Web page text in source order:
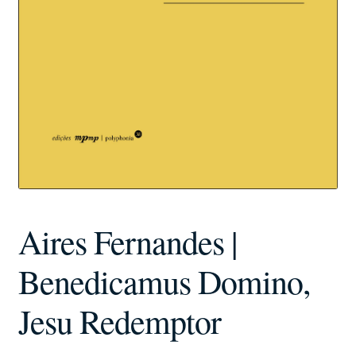
Aires Fernandes |
Benedicamus Domino,
Jesu Redemptor